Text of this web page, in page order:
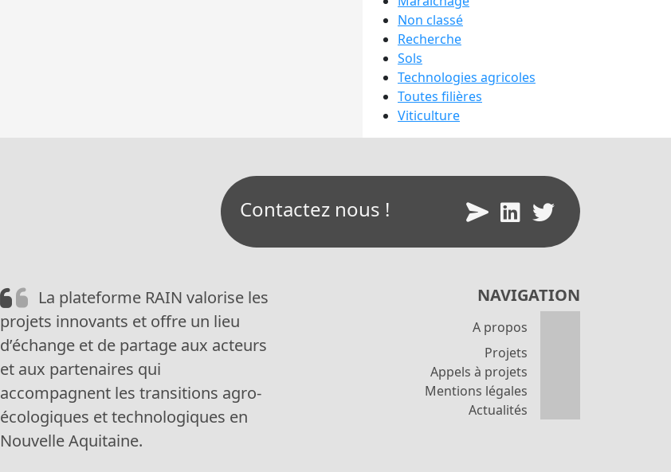
Non classé
Recherche
Sols
Technologies agricoles
Toutes filières
Viticulture
Contactez nous !
La plateforme RAIN valorise les
projets innovants et offre un lieu
d’échange et de partage aux acteurs
et aux partenaires qui
accompagnent les transitions agro-
écologiques et technologiques en
Nouvelle Aquitaine.
NAVIGATION
A propos
Projets
Appels à projets
Mentions légales
Actualités